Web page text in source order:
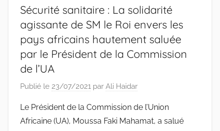
Sécurité sanitaire : La solidarité
agissante de SM le Roi envers les
pays africains hautement saluée
par le Président de la Commission
de l’UA
Publié le 23/07/2021 par Ali Haidar
Le Président de la Commission de l’Union
Africaine (UA), Moussa Faki Mahamat, a salué